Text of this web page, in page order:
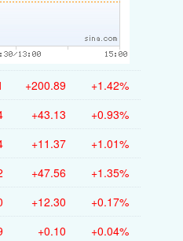
+200.89 +1.42%
+43.13 +0.93%
+11.37 +1.01%
+47.56 +1.35%
+12.30 +0.17%
+0.10 +0.04%